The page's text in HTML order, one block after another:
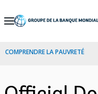
Skip
Navigation
COMPRENDRE LA PAUVRETÉ